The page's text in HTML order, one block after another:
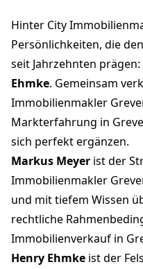
Hinter City
Persönlichkeiten, die
seit Jahrzehnten prägen:
Ehmke. Gemeinsam
Immobilienmakler
Markterfahrung in
sich perfekt ergänzen.
Markus Meyer ist der
Immobilienmakler
und mit tiefem Wissen
rechtliche
Immobilienverkauf in
Henry Ehmke ist der